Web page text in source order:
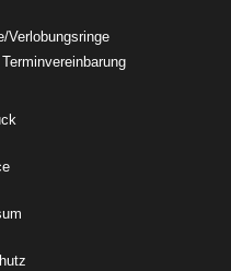
Verlobungsringe
Terminvereinbarung